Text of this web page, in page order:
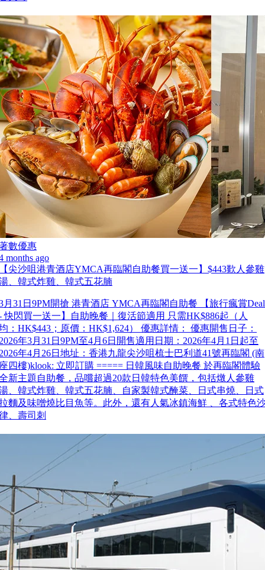
數優惠
months ago
尖沙咀港青酒店YMCA再臨閣自助餐買一送一】$443歎人參雞
、韓式炸雞、韓式五花腩
月31日9PM開搶 港青酒店 YMCA再臨閣自助餐 【旅行瘋賞Deal
快閃買一送一】自助晚餐｜復活節適用 只需HK$886起（人
：HK$443；原價：HK$1,624） 優惠詳情： 優惠開售日子：
年3月31日9PM至4月6日開售適用日期：2026年4月1日起至
年4月26日地址：香港九龍尖沙咀梳士巴利道41號再臨閣 (南
四樓)klook: 立即訂購 ===== 日韓風味自助晚餐 於再臨閣體驗
新主題自助餐，品嚐超過20款日韓特色美饌，包括燉人參雞
、韓式炸雞、韓式五花腩、自家製韓式醃菜、日式串燒、日式
麵及味噌燒比目魚等。此外，還有人氣冰鎮海鮮 、各式特色
、壽司刺